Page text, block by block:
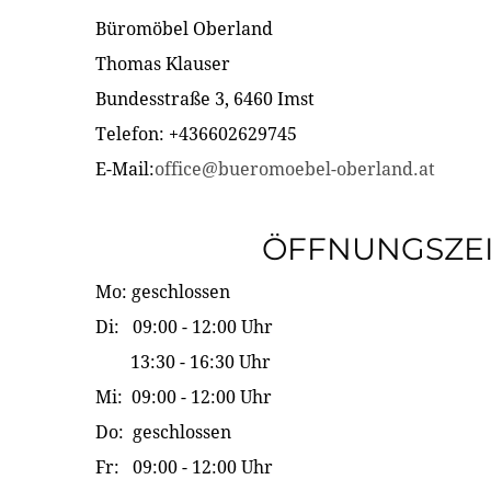
Büromöbel Oberland
Thomas Klauser
Bundesstraße 3, 6460 Imst
Telefon: +436602629745
E-Mail:office@bueromoebel-oberland.at
Mo: geschlossen
Di: 09:00 - 12:00 Uhr
13:30 - 16:30 Uhr
Mi: 09:00 - 12:00 Uhr
Do: geschlossen
Fr: 09:00 - 12:00 Uhr